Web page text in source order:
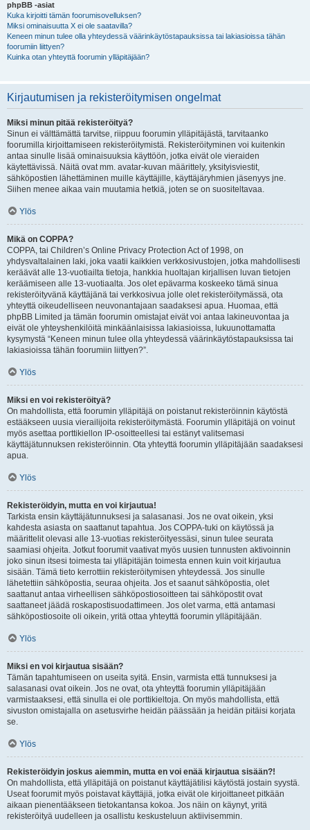
phpBB -asiat
Kuka kirjoitti tämän foorumisovelluksen?
Miksi ominaisuutta X ei ole saatavilla?
Keneen minun tulee olla yhteydessä väärinkäytöstapauksissa tai lakiasioissa tähän
foorumiin liittyen?
Kuinka otan yhteyttä foorumin ylläpitäjään?
Kirjautumisen ja rekisteröitymisen ongelmat
Miksi minun pitää rekisteröityä?
Sinun ei välttämättä tarvitse, riippuu foorumin ylläpitäjästä, tarvitaanko
foorumilla kirjoittamiseen rekisteröitymistä. Rekisteröityminen voi kuitenkin
antaa sinulle lisää ominaisuuksia käyttöön, jotka eivät ole vieraiden
käytettävissä. Näitä ovat mm. avatar-kuvan määrittely, yksityisviestit,
sähköpostien lähettäminen muille käyttäjille, käyttäjäryhmien jäsenyys jne.
Siihen menee aikaa vain muutamia hetkiä, joten se on suositeltavaa.
Ylös
Mikä on COPPA?
COPPA, tai Children’s Online Privacy Protection Act of 1998, on
yhdysvaltalainen laki, joka vaatii kaikkien verkkosivustojen, jotka mahdollisesti
keräävät alle 13-vuotiailta tietoja, hankkia huoltajan kirjallisen luvan tietojen
keräämiseen alle 13-vuotiaalta. Jos olet epävarma koskeeko tämä sinua
rekisteröityvänä käyttäjänä tai verkkosivua jolle olet rekisteröitymässä, ota
yhteyttä oikeudelliseen neuvonantajaan saadaksesi apua. Huomaa, että
phpBB Limited ja tämän foorumin omistajat eivät voi antaa lakineuvontaa ja
eivät ole yhteyshenkilöitä minkäänlaisissa lakiasioissa, lukuunottamatta
kysymystä “Keneen minun tulee olla yhteydessä väärinkäytöstapauksissa tai
lakiasioissa tähän foorumiin liittyen?”.
Ylös
Miksi en voi rekisteröityä?
On mahdollista, että foorumin ylläpitäjä on poistanut rekisteröinnin käytöstä
estääkseen uusia vierailijoita rekisteröitymästä. Foorumin ylläpitäjä on voinut
myös asettaa porttikiellon IP-osoitteellesi tai estänyt valitsemasi
käyttäjätunnuksen rekisteröinnin. Ota yhteyttä foorumin ylläpitäjään saadaksesi
apua.
Ylös
Rekisteröidyin, mutta en voi kirjautua!
Tarkista ensin käyttäjätunnuksesi ja salasanasi. Jos ne ovat oikein, yksi
kahdesta asiasta on saattanut tapahtua. Jos COPPA-tuki on käytössä ja
määrittelit olevasi alle 13-vuotias rekisteröityessäsi, sinun tulee seurata
saamiasi ohjeita. Jotkut foorumit vaativat myös uusien tunnusten aktivoinnin
joko sinun itsesi toimesta tai ylläpitäjän toimesta ennen kuin voit kirjautua
sisään. Tämä tieto kerrottiin rekisteröitymisen yhteydessä. Jos sinulle
lähetettiin sähköpostia, seuraa ohjeita. Jos et saanut sähköpostia, olet
saattanut antaa virheellisen sähköpostiosoitteen tai sähköpostit ovat
saattaneet jäädä roskapostisuodattimeen. Jos olet varma, että antamasi
sähköpostiosoite oli oikein, yritä ottaa yhteyttä foorumin ylläpitäjään.
Ylös
Miksi en voi kirjautua sisään?
Tämän tapahtumiseen on useita syitä. Ensin, varmista että tunnuksesi ja
salasanasi ovat oikein. Jos ne ovat, ota yhteyttä foorumin ylläpitäjään
varmistaaksesi, että sinulla ei ole porttikieltoja. On myös mahdollista, että
sivuston omistajalla on asetusvirhe heidän päässään ja heidän pitäisi korjata
se.
Ylös
Rekisteröidyin joskus aiemmin, mutta en voi enää kirjautua sisään?!
On mahdollista, että ylläpitäjä on poistanut käyttäjätilisi käytöstä jostain syystä.
Useat foorumit myös poistavat käyttäjiä, jotka eivät ole kirjoittaneet pitkään
aikaan pienentääkseen tietokantansa kokoa. Jos näin on käynyt, yritä
rekisteröityä uudelleen ja osallistu keskusteluun aktiivisemmin.